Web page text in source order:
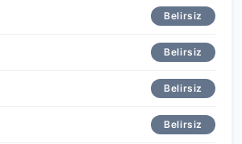
Belirsiz
Belirsiz
Belirsiz
Belirsiz